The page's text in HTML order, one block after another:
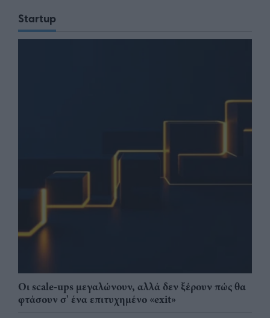
Startup
Οι scale-ups μεγαλώνουν, αλλά δεν ξέρουν πώς θα
φτάσουν σ' ένα επιτυχημένο «exit»